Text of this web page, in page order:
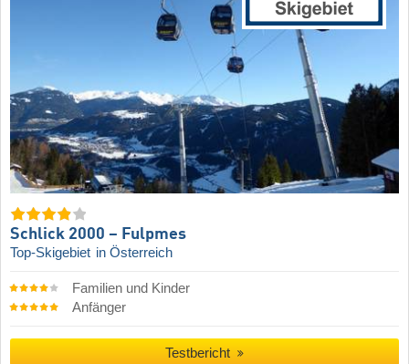
Schlick 2000 – Fulpmes
Top-Skigebiet in Österreich
Familien und Kinder
Anfänger
Testbericht